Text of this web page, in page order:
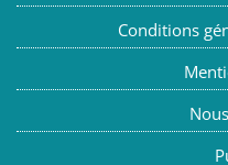
Conditions